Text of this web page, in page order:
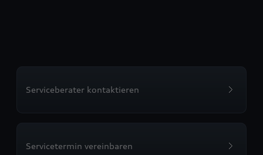
Serviceberater kontaktieren
Servicetermin vereinbaren